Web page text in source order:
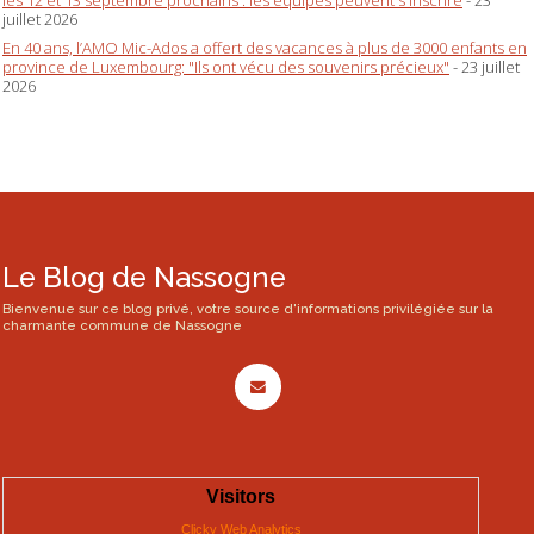
juillet 2026
En 40 ans, l’AMO Mic-Ados a offert des vacances à plus de 3000 enfants en
province de Luxembourg: "Ils ont vécu des souvenirs précieux" - 23 juillet
2026
Le Blog de Nassogne
Bienvenue sur ce blog privé, votre source d'informations privilégiée sur la
charmante commune de Nassogne